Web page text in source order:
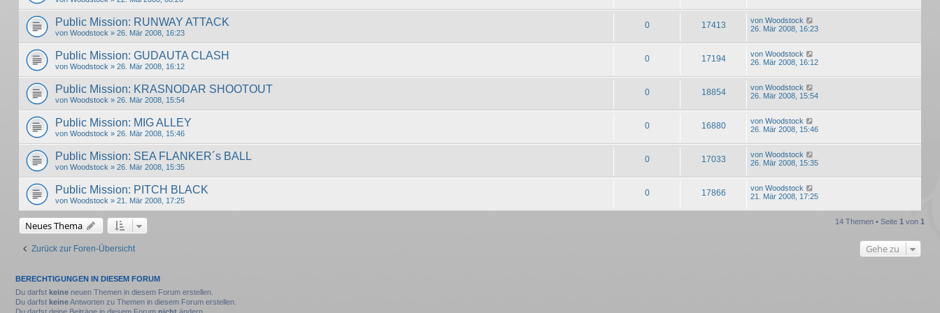
Public Mission: RUNWAY ATTACK
von Woodstock » 26. Mär 2008, 16:23
0 17413 von Woodstock
26. Mär 2008, 16:23
Public Mission: GUDAUTA CLASH
von Woodstock » 26. Mär 2008, 16:12
0 17194 von Woodstock
26. Mär 2008, 16:12
Public Mission: KRASNODAR SHOOTOUT
von Woodstock » 26. Mär 2008, 15:54
0 18854 von Woodstock
26. Mär 2008, 15:54
Public Mission: MIG ALLEY
von Woodstock » 26. Mär 2008, 15:46
0 16880 von Woodstock
26. Mär 2008, 15:46
Public Mission: SEA FLANKER´s BALL
von Woodstock » 26. Mär 2008, 15:35
0 17033 von Woodstock
26. Mär 2008, 15:35
Public Mission: PITCH BLACK
von Woodstock » 21. Mär 2008, 17:25
0 17866 von Woodstock
21. Mär 2008, 17:25
Neues Thema 14 Themen • Seite 1 von 1
Zurück zur Foren-Übersicht Gehe zu
BERECHTIGUNGEN IN DIESEM FORUM
Du darfst keine neuen Themen in diesem Forum erstellen.
Du darfst keineAntworten zu Themen in diesem Forum erstellen.
Du darfst deine Beiträge in diesem Forum nicht ändern.